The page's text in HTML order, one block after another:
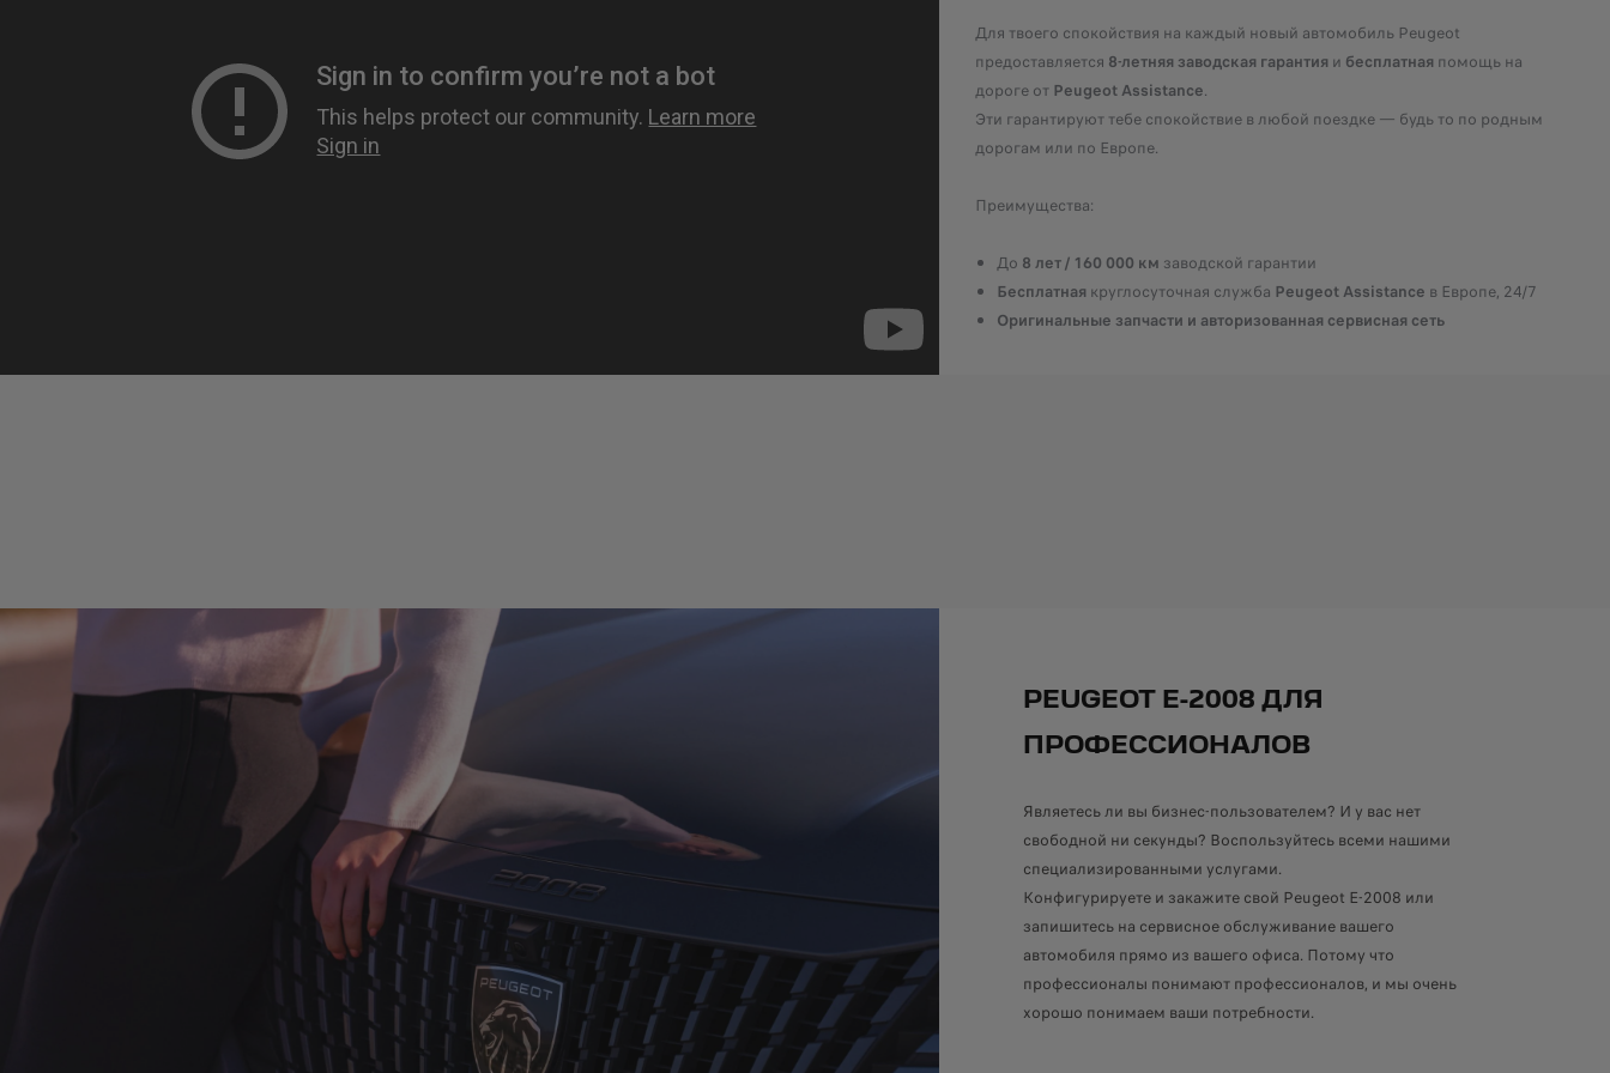
Для твоего спокойствия на каждый новый автомобиль Peugeot
предоставляется 8-летняя заводская гарантия и бесплатная помощь на
дороге от Peugeot Assistance.
Эти гарантируют тебе спокойствие в любой поездке — будь то по родным
дорогам или по Европе.
Преимущества:
До 8 лет / 160 000 км заводской гарантии
Бесплатная круглосуточная служба Peugeot Assistance в Европе, 24/7
Оригинальные запчасти и авторизованная сервисная сеть
PEUGEOT E-2008 ДЛЯ
ПРОФЕССИОНАЛОВ
Являетесь ли вы бизнес-пользователем? И у вас нет
свободной ни секунды? Воспользуйтесь всеми нашими
специализированными услугами.
Конфигурируете и закажите свой Peugeot E-2008 или
запишитесь на сервисное обслуживание вашего
автомобиля прямо из вашего офиса. Потому что
профессионалы понимают профессионалов, и мы очень
хорошо понимаем ваши потребности.